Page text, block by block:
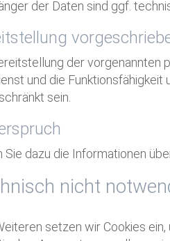
der Daten sind ggf.
der vorgenannten
und die
sein.
Sie dazu die Informationen
nicht
setzen wir Cookies